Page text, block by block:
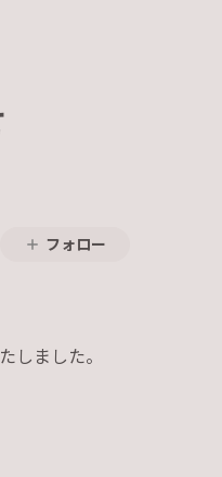
フォロー
しました。